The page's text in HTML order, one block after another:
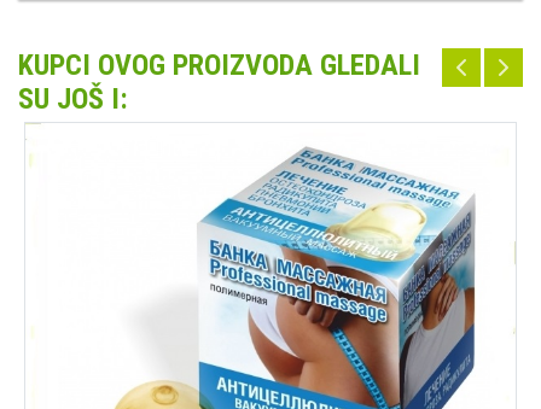
KUPCI OVOG PROIZVODA GLEDALI
SU JOŠ I: